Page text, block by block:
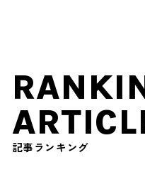
記事ランキング